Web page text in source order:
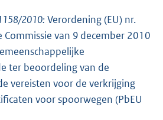
2010: Verordening (EU) nr.
van 9 december 2010
ter beoordeling van de
vereisten voor de verkrijging
voor spoorwegen (PbEU